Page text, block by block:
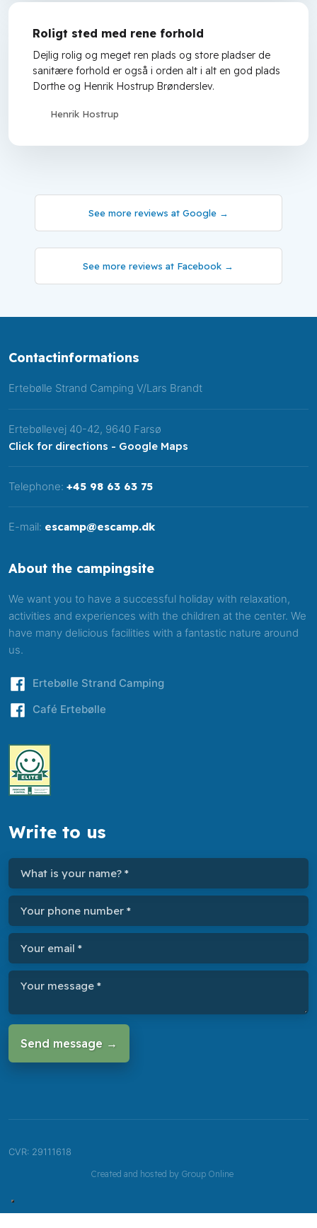
Roligt sted med rene forhold
Dejlig rolig og meget ren plads og store pladser de
sanitære forhold er også i orden alt i alt en god plads
Dorthe og Henrik Hostrup Brønderslev.
Henrik Hostrup
See more reviews at Google →
See more reviews at Facebook​ →
Contactinformations
​Ertebølle Strand Camping V/Lars Brandt​
Ertebøllevej 40-42, 9640 Farsø
Click for directions - Google Maps
Telephone: +45 98 63 63 75
E-mail: escamp@escamp.dk
About the campingsite
We want you to have a successful holiday with relaxation,
activities and experiences with the children at the center. We
have many delicious facilities with a fantastic nature around
us.
​Ertebølle Strand Camping
​Café Ertebølle
Write to us
CVR​: 29111618
Created and hosted by Group Online